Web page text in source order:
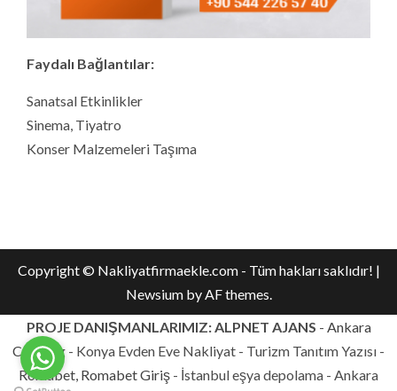
Faydalı Bağlantılar:
Sanatsal Etkinlikler
Sinema, Tiyatro
Konser Malzemeleri Taşıma
Copyright © Nakliyatfirmaekle.com - Tüm hakları saklıdır! |
Newsiumby AF themes.
PROJE DANIŞMANLARIMIZ: ALPNET AJANS - Ankara
Catering - Konya Evden Eve Nakliyat - Turizm Tanıtım Yazısı -
Romabet, Romabet Giriş - İstanbul eşya depolama - Ankara